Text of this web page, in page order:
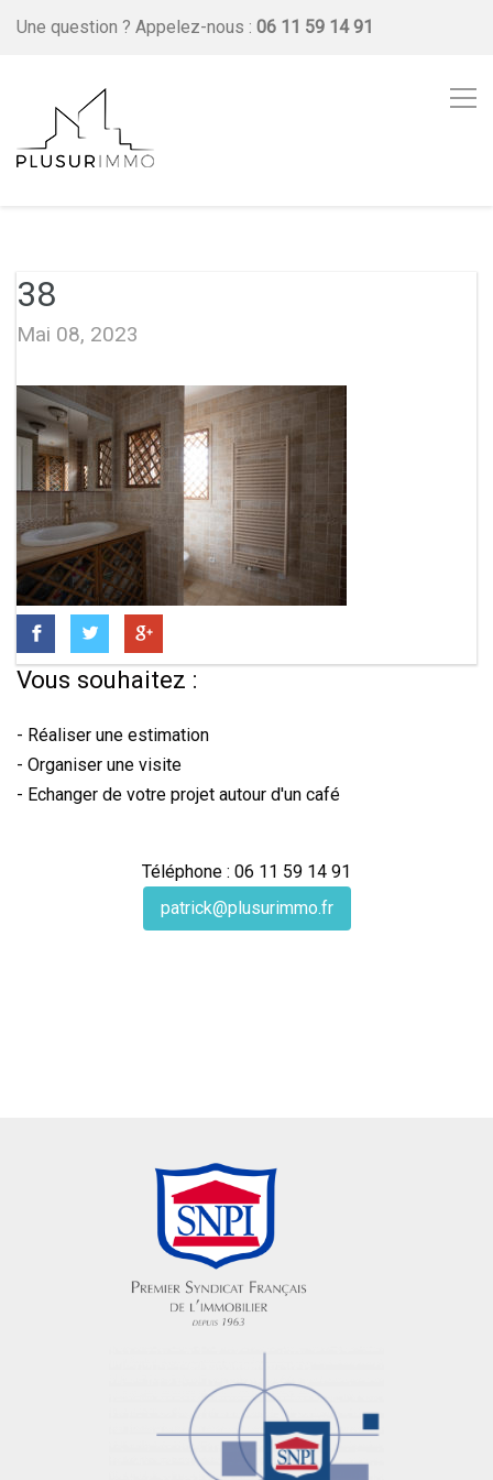
Une question ? Appelez-nous : 06 11 59 14 91
38
Mai 08, 2023
Vous souhaitez :
- Réaliser une estimation
- Organiser une visite
- Echanger de votre projet autour d'un café
Téléphone : 06 11 59 14 91
patrick@plusurimmo.fr